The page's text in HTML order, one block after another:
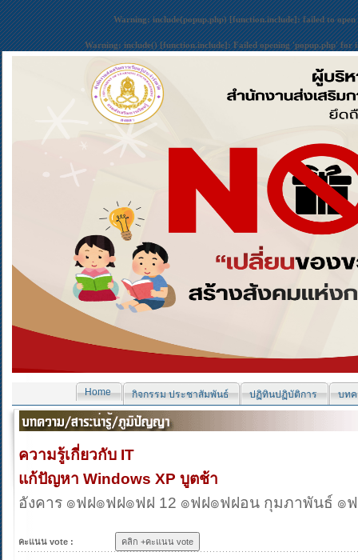
Warning: include(popup.php) [function.include]: failed to
Warning: include() [function.include]: Failed opening 'popup.php' for
Home กิจกรรม ประชาสัมพันธ์ ปฏิทินปฏิบัติการ บทค
ความรู้เกี่ยวกับ IT
แก้ปัญหา Windows XP บูตช้า
อังคาร ๏ฟฝ๏ฟฝ๏ฟฝ 12 ๏ฟฝ๏ฟฝอน กุมภาพันธ์ ๏
คะแนน vote :